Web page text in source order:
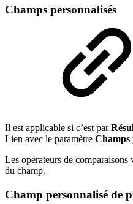
Champs personnalisés
Il est applicable si c’est par
Lien avec le paramètre Champs
Les opérateurs de
du champ.
Champ personnalisé de